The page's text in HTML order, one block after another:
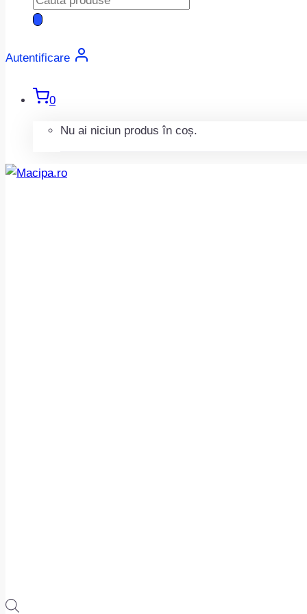
search
Autentificare
0
Nu ai niciun produs în coș.